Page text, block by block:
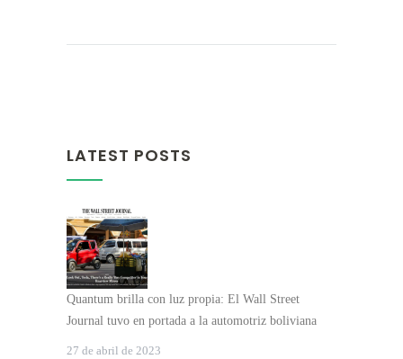
LATEST POSTS
Quantum brilla con luz propia: El Wall Street
Journal tuvo en portada a la automotriz boliviana
27 de abril de 2023